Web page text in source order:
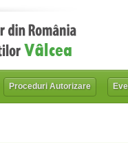
Proceduri Autorizare